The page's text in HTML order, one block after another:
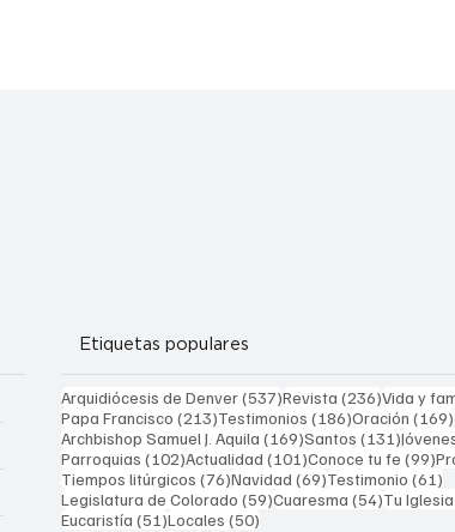
Etiquetas populares
Arquidiócesis de Denver(537)537 entradas
Revista (236)236
Vida y
Papa Francisco (213)213 entradas
Testimonios (186)186 entradas
Oración (169)
Archbishop Samuel J. Aquila (169)169 entradas
Santos (131)131
Parroquias (102)102 entradas
Actualidad (101)101 entradas
Conoce tu fe (99)
Tiempos litúrgicos (76)76 entradas
Navidad (69)69 entradas
Testimonio (61)
Legislatura de Colorado (59)59 entradas
Cuaresma (54)54
Tu
Eucaristía (51)51 entradas
Locales (50)50 entradas